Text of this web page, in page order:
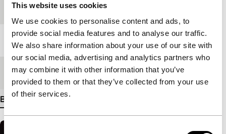
This website uses cookies
We use cookies to personalise content and ads, to
provide social media features and to analyse our traffic.
We also share information about your use of our site with
our social media, advertising and analytics partners who
may combine it with other information that you’ve
provided to them or that they’ve collected from your use
of their services.
Festivaleditie IFFR 2013
Lengte
Medium/FormaatDCP
Bekijk meer details